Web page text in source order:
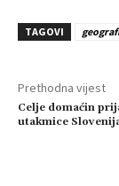
TAGOVI
Prethodna vijest
Celje domaćin
utakmice